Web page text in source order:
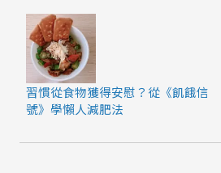
習慣從食物獲得安慰？從《飢餓信
號》學懶人減肥法